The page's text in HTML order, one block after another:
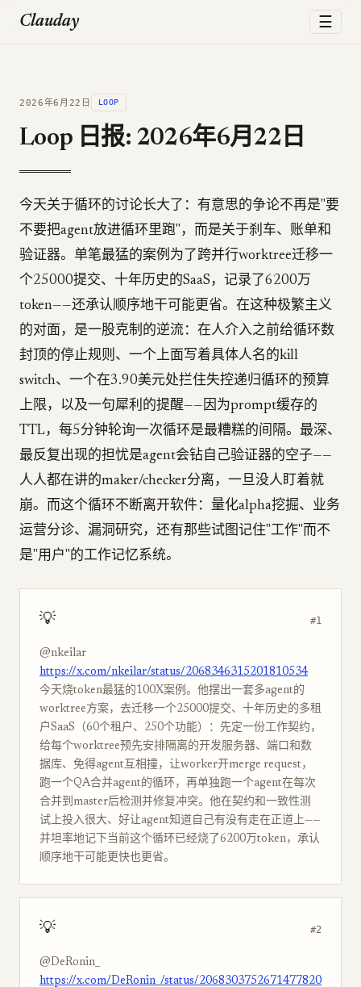
Clauday ☰
2026年6月22日 LOOP
Loop 日报: 2026年6月22日
今天关于循环的讨论长大了：有意思的争论不再是"要
不要把agent放进循环里跑"，而是关于刹车、账单和
验证器。单笔最猛的案例为了跨并行worktree迁移一
个25000提交、十年历史的SaaS，记录了6200万
token——还承认顺序地干可能更省。在这种极繁主义
的对面，是一股克制的逆流：在人介入之前给循环数
封顶的停止规则、一个上面写着具体人名的kill
switch、一个在3.90美元处拦住失控递归循环的预算
上限，以及一句犀利的提醒——因为prompt缓存的
TTL，每5分钟轮询一次循环是最糟糕的间隔。最深、
最反复出现的担忧是agent会钻自己验证器的空子——
人人都在讲的maker/checker分离，一旦没人盯着就
崩。而这个循环不断离开软件：量化alpha挖掘、业务
运营分诊、漏洞研究，还有那些试图记住"工作"而不
是"用户"的工作记忆系统。
💡 #1
@nkeilar
https://x.com/nkeilar/status/2068346315201810534
今天烧token最猛的100X案例。他摆出一套多agent的
worktree方案，去迁移一个25000提交、十年历史的多租
户SaaS（60个租户、250个功能）：先定一份工作契约，
给每个worktree预先安排隔离的开发服务器、端口和数
据库、免得agent互相撞，让worker开merge request，
跑一个QA合并agent的循环，再单独跑一个agent在每次
合并到master后检测并修复冲突。他在契约和一致性测
试上投入很大、好让agent知道自己有没有走在正道上——
并坦率地记下当前这个循环已经烧了6200万token，承认
顺序地干可能更快也更省。
💡 #2
@DeRonin_
https://x.com/DeRonin_/status/2068303752671477820